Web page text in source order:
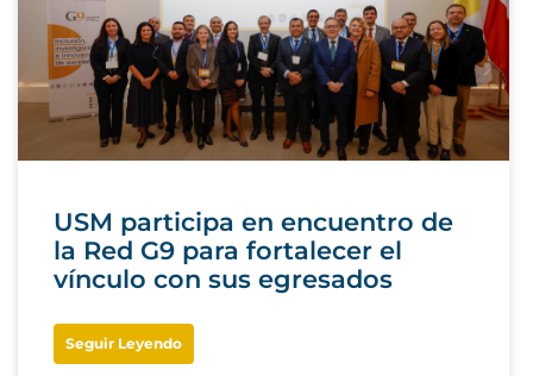
USM participa en encuentro de
la Red G9 para fortalecer el
vínculo con sus egresados
Seguir Leyendo